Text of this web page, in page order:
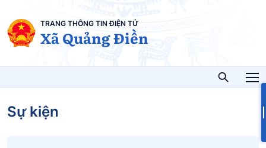
TRANG THÔNG TIN ĐIỆN TỬ
Xã Quảng Điền
Sự kiện